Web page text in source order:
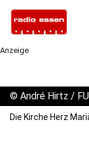
Anzeige
© André Hirtz /
Die Kirche Herz